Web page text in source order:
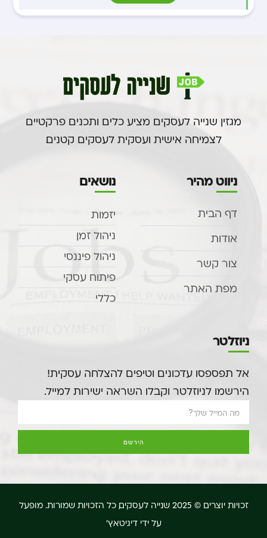
מגזין שנייה לעסקים מציע כלים ותכנים פרקטיים
לצמיחה אישית ועסקית לעסקים קטנים.
ניווט מהיר
דף הבית
אודות
צור קשר
מפת האתר
נושאים
יזמות
ניהול זמן
ניהול פיננסי
פיתוח עסקי
כללי
ניוזלטר
אל תפספסו עדכונים וטיפים להצלחה עסקית!
הירשמו לניוזלטר וקבלו השראה ישירות למייל.
הירשם
זכויות יוצרים © 2025 שנייה לעסקים, כל הזכויות שמורות. מופעל
על ידי דיגיטאץ'